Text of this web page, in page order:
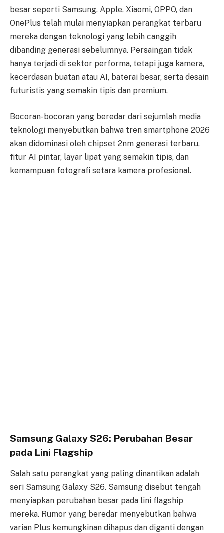
besar seperti Samsung, Apple, Xiaomi, OPPO, dan
OnePlus telah mulai menyiapkan perangkat terbaru
mereka dengan teknologi yang lebih canggih
dibanding generasi sebelumnya. Persaingan tidak
hanya terjadi di sektor performa, tetapi juga kamera,
kecerdasan buatan atau AI, baterai besar, serta desain
futuristis yang semakin tipis dan premium.
Bocoran-bocoran yang beredar dari sejumlah media
teknologi menyebutkan bahwa tren smartphone 2026
akan didominasi oleh chipset 2nm generasi terbaru,
fitur AI pintar, layar lipat yang semakin tipis, dan
kemampuan fotografi setara kamera profesional.
Samsung Galaxy S26: Perubahan Besar
pada Lini Flagship
Salah satu perangkat yang paling dinantikan adalah
seri Samsung Galaxy S26. Samsung disebut tengah
menyiapkan perubahan besar pada lini flagship
mereka. Rumor yang beredar menyebutkan bahwa
varian Plus kemungkinan dihapus dan diganti dengan